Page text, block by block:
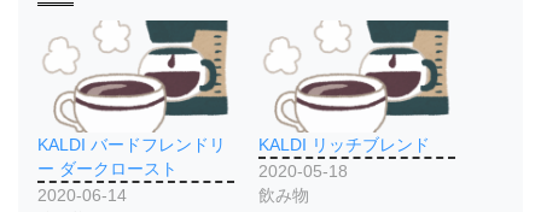
KALDI バードフレンドリ
ー ダークロースト
2020-06-14
KALDI リッチブレンド
2020-05-18
飲み物